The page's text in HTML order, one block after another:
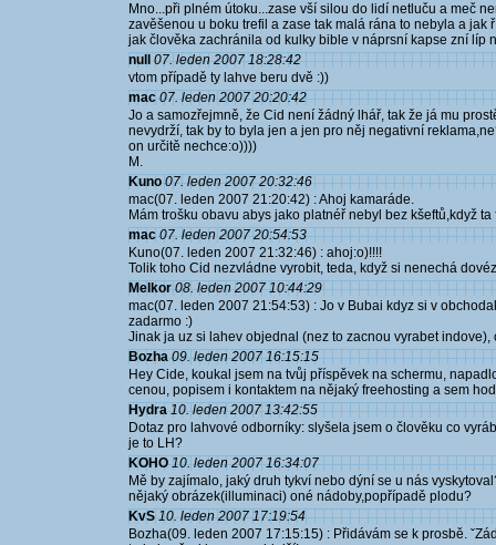
Mno...při plném útoku...zase vší silou do lidí netluču a meč
zavěšenou u boku trefil a zase tak malá rána to nebyla a jak
jak člověka zachránila od kulky bible v náprsní kapse zní líp
null 07. leden 2007 18:28:42
vtom případě ty lahve beru dvě :))
mac 07. leden 2007 20:20:42
Jo a samozřejmně, že Cid není žádný lhář, tak že já mu
nevydrží, tak by to byla jen a jen pro něj negativní
on určitě nechce:o))))
M.
Kuno 07. leden 2007 20:32:46
mac(07. leden 2007 21:20:42) : Ahoj kamaráde.
Mám trošku obavu abys jako platnéř nebyl bez kšeftů,když
mac 07. leden 2007 20:54:53
Kuno(07. leden 2007 21:32:46) : ahoj:o)!!!!
Tolik toho Cid nezvládne vyrobit, teda, když si nenechá
Melkor 08. leden 2007 10:44:29
mac(07. leden 2007 21:54:53) : Jo v Bubai kdyz si v
zadarmo :)
Jinak ja uz si lahev objednal (nez to zacnou vyrabet indove),
Bozha 09. leden 2007 16:15:15
Hey Cide, koukal jsem na tvůj příspěvek na schermu,
cenou, popisem i kontaktem na nějaký freehosting a sem
Hydra 10. leden 2007 13:42:55
Dotaz pro lahvové odborníky: slyšela jsem o člověku co
je to LH?
KOHO 10. leden 2007 16:34:07
Mě by zajímalo, jaký druh tykví nebo dýní se u nás
nějaký obrázek(illuminaci) oné nádoby,popřípadě plodu?
KvS 10. leden 2007 17:19:54
Bozha(09. leden 2007 17:15:15) : Přidávám se k prosbě.